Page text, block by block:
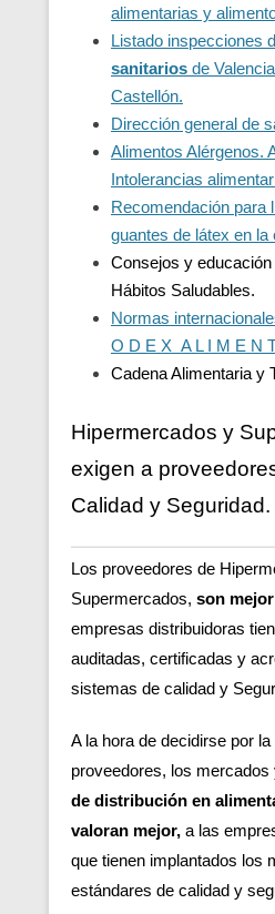
alimentarias y
Listado inspecciones
sanitarios de
Castellón.
Dirección general de
Alimentos Alérgenos.
Intolerancias
Recomendación para
guantes de látex en
Consejos y
Hábitos Saludables.
Normas
O D E X A L I M E N
Cadena Alimentaria y
Hipermercados y
exigen a
Calidad y Seguridad.
Los proveedores de
Supermercados, son
empresas distribuidoras
auditadas, certificadas y
sistemas de calidad y
A la hora de decidirse por
proveedores, los mercados
de distribución en
valoran mejor, a las
que tienen implantados los
estándares de calidad y